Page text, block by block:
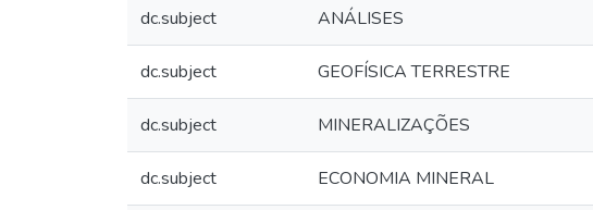
dc.subject ANÁLISES
dc.subject GEOFÍSICA TERRESTRE
dc.subject MINERALIZAÇÕES
dc.subject ECONOMIA MINERAL